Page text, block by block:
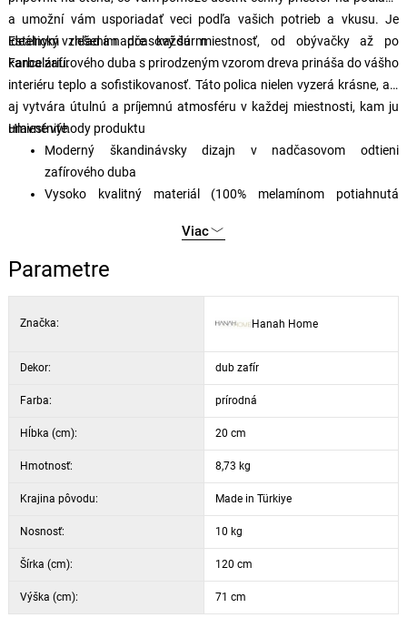
a umožní vám usporiadať veci podľa vašich potrieb a vkusu. Je
ideálnym riešením pre každú miestnosť, od obývačky až po
kanceláriu.
Estetický vzhľad a nadčasový šarm
Farba zafírového duba s prirodzeným vzorom dreva prináša do vášho
interiéru teplo a sofistikovanosť. Táto polica nielen vyzerá krásne, ale
aj vytvára útulnú a príjemnú atmosféru v každej miestnosti, kam ju
umiestnite.
Hlavné výhody produktu
Moderný škandinávsky dizajn v nadčasovom odtieni
zafírového duba
Vysoko kvalitný materiál (100% melamínom potiahnutá
Odolnosť a stabilita vďaka 18mm hrúbke
Jednoduchá inštalácia na stenu pre maximálne využitie
priestoru
Estetický a praktický doplnok pre akýkoľvek moderný interiér
Hrúbka: 18 mm
Viac
Parametre
Značka: Hanah Home
Dekor: dub zafír
Farba: prírodná
Hĺbka (cm): 20 cm
Hmotnosť: 8,73 kg
Krajina pôvodu: Made in Türkiye
Nosnosť: 10 kg
Šírka (cm): 120 cm
Výška (cm): 71 cm